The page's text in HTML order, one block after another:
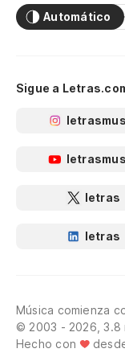
Automático
Sigue a
letras
letras
Música comienza
© 2003 - 2026, 3.8
Hecho con